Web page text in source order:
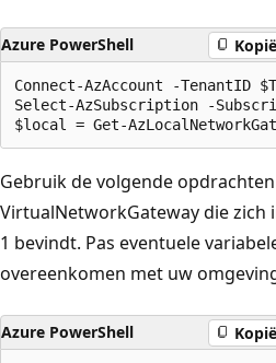
Azure PowerShell
Connect-AzAccount -TenantID
Select-AzSubscription -
Gebruik de volgende
VirtualNetworkGateway die zich
1 bevindt. Pas eventuele
overeenkomen met uw
Azure PowerShell